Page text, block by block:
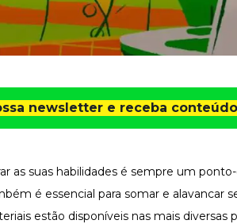
newsletter e receba
as suas habilidades é sempre um
é essencial para somar e alavancar
estão disponíveis nas mais diversas